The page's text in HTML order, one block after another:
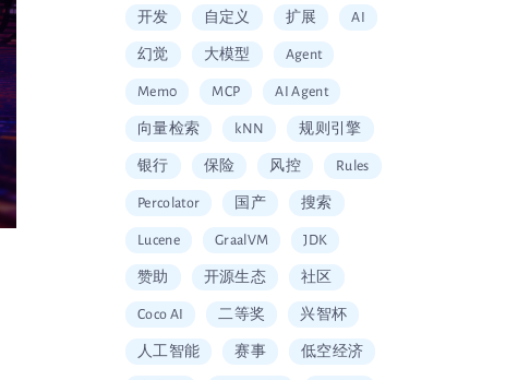
开发 自定义 扩展 AI
幻觉 大模型 Agent
Mem0 MCP AI Agent
向量检索 kNN 规则引擎
银行 保险 风控 Rules
Percolator 国产 搜索
Lucene GraalVM JDK
赞助 开源生态 社区
Coco AI 二等奖 兴智杯
人工智能 赛事 低空经济